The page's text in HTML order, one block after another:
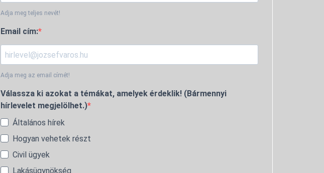
Adja meg teljes nevét!
Email cím:
Adja meg az email címét!
Válassza ki azokat a témákat, amelyek érdeklik! (Bármennyi
hírlevelet megjelölhet.)
Általános hírek
Hogyan vehetek részt
Civil ügyek
Lakásügynökség